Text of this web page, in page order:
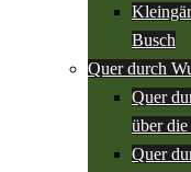
Busch
Quer durch
Quer
über
Quer